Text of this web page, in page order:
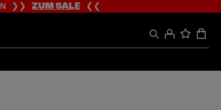
❯❯ZUM SALE❮❮